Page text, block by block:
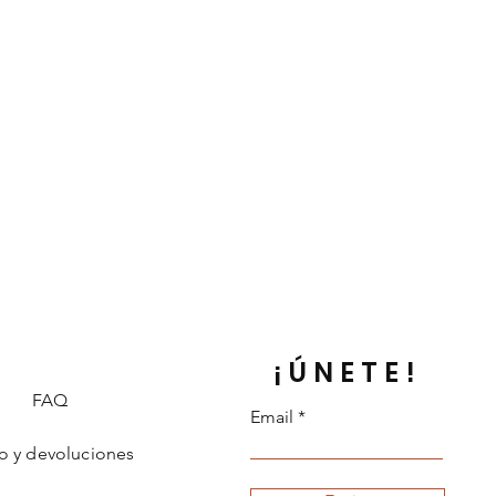
FAQ
y devoluciones
¡ÚNETE!
Email